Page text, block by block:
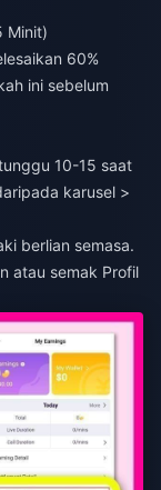
Minit)
60%
ini sebelum
10-15 saat
karusel >
berlian semasa.
atau semak Profil